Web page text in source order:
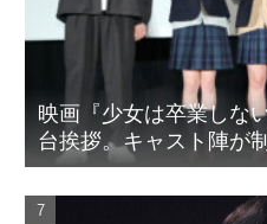
映画『少女は卒業しな
台挨拶。キャスト陣が